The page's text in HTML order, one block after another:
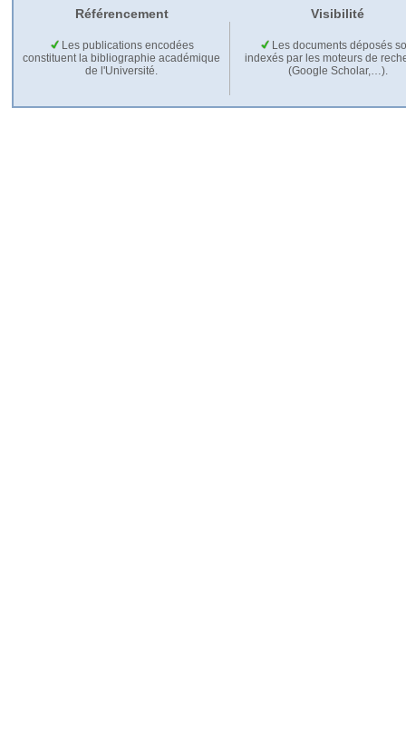
Référencement Visibilité
Les publications encodées
constituent la bibliographie académique
de l'Université.
Les documents déposés
indexés par les moteurs de
(Google Scholar,…).